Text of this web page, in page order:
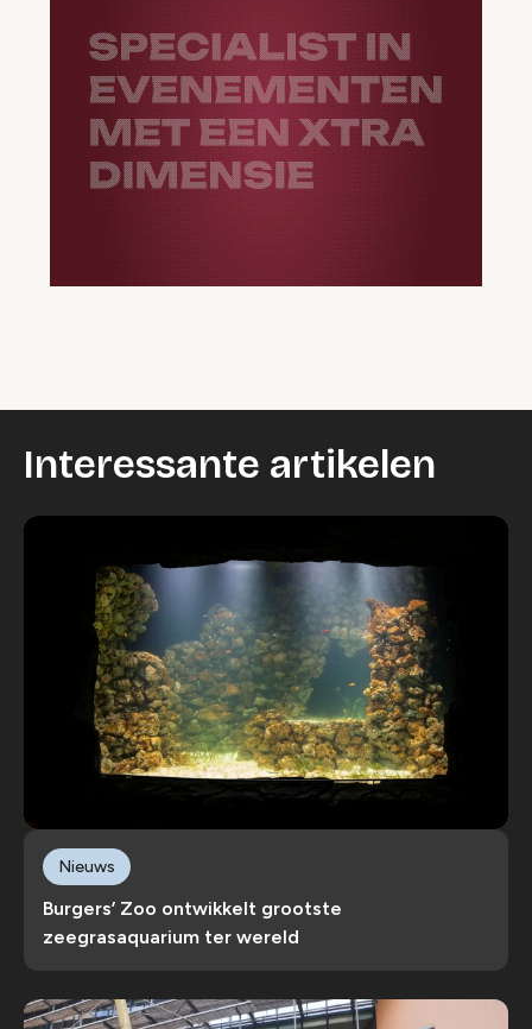
Interessante artikelen
Burgers’ Zoo ontwikkelt grootste
zeegrasaquarium ter wereld
Nieuws